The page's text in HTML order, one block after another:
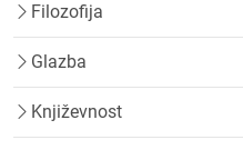
Filozofija
Glazba
Književnost